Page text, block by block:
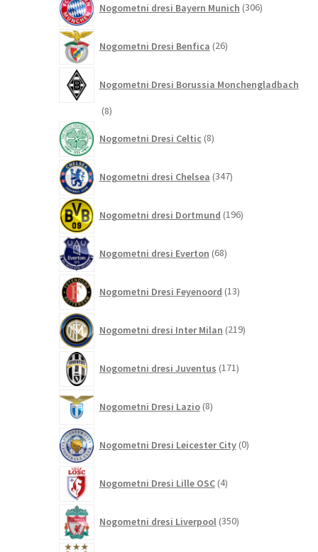
Nogometni dresi Bayern Munich 306izdelkov
Nogometni Dresi Benfica 26izdelkov
Nogometni Dresi Borussia Monchengladbach
88
Nogometni Dresi Celtic 8izdelkov
Nogometni dresi Chelsea 347izdelkov
Nogometni dresi Dortmund 196izdelkov
Nogometni dresi Everton 68izdelkov
Nogometni Dresi Feyenoord 13izdelkov
Nogometni dresi Inter Milan 219izdelkov
Nogometni dresi Juventus 171izdelkov
Nogometni Dresi Lazio 8izdelkov
Nogometni Dresi Leicester City 0izdelkov
Nogometni Dresi Lille OSC 4izdelki
Nogometni dresi Liverpool 350izdelkov